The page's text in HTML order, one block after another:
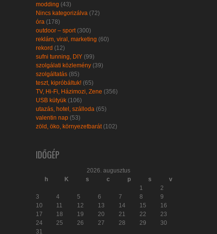
modding (43)
Nincs kategorizálva (72)
óra (178)
outdoor – sport (300)
reklám, viral, marketing (60)
rekord (12)
sufni tunning, DIY (99)
szolgálati közlemény (39)
szolgáltatás (85)
teszt, kipróbáltuk! (65)
TV, Hi-Fi, Házimozi, Zene (356)
USB kütyük (106)
utazás, hotel, szálloda (65)
valentin nap (53)
zöld, öko, környezetbarát (102)
IDŐGÉP
2026. augusztus
h
K s c p s
v
1
2
3
4 5 6 7 8
9
10
11 12 13 14 15
16
17
18 19 20 21 22
23
24
25 26 27 28 29
30
31